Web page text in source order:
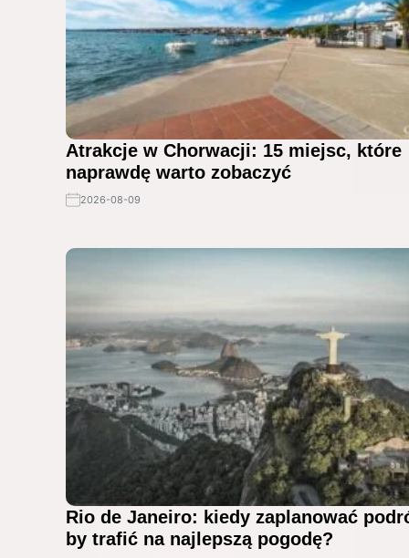
Atrakcje w Chorwacji: 15 miejsc, które
naprawdę warto zobaczyć
2026-08-09
Rio de Janeiro: kiedy zaplanować
by trafić na najlepszą pogodę?